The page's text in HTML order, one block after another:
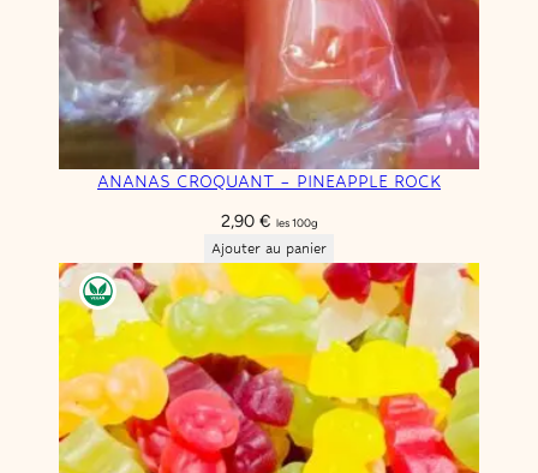
ANANAS CROQUANT – PINEAPPLE ROCK
2,90 € les 100g
Ajouter au panier